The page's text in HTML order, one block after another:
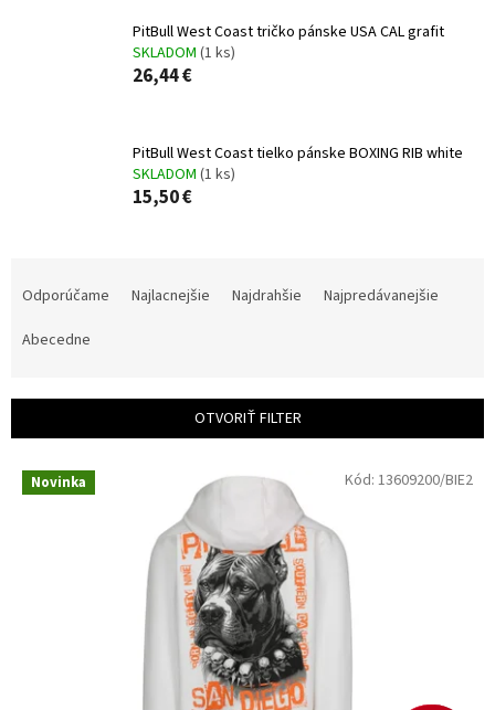
PitBull West Coast tričko pánske USA CAL grafit
SKLADOM (1 ks)
26,44 €
PitBull West Coast tielko pánske BOXING RIB white
SKLADOM (1 ks)
15,50 €
i
p
Odporúčame Najlacnejšie Najdrahšie
Najpredávanejšie
Abecedne
OTVORIŤ FILTER
Novinka Kód: 13609200/BIE2